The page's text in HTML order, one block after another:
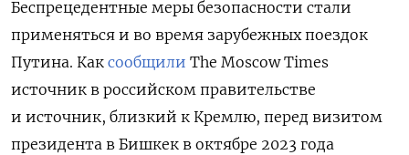
Беспрецедентные меры безопасности стали
применяться и во время зарубежных поездок
Путина. Как сообщили The Moscow Times
источник в российском правительстве
и источник, близкий к Кремлю, перед визитом
президента в Бишкек в октябре 2023 года